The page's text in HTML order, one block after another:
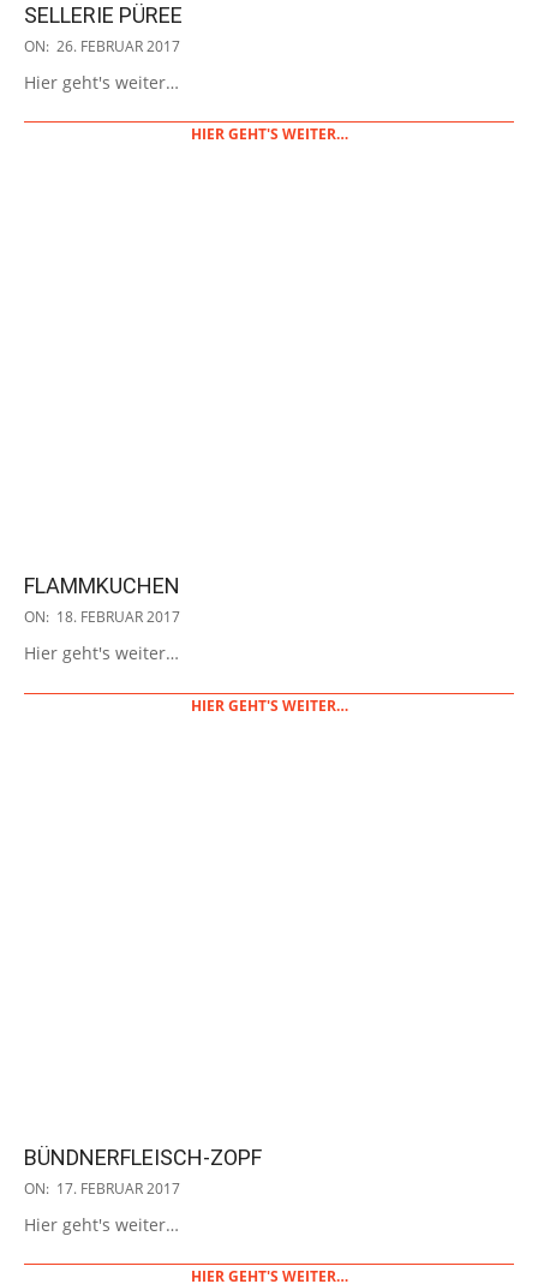
SELLERIE PÜREE
2017-
26
ON: 26. FEBRUAR 2017
Hier geht's weiter…
HIER GEHT'S WEITER…
FLAMMKUCHEN
2017-
18
ON: 18. FEBRUAR 2017
Hier geht's weiter…
HIER GEHT'S WEITER…
BÜNDNERFLEISCH-ZOPF
2017-
17
ON: 17. FEBRUAR 2017
Hier geht's weiter…
HIER GEHT'S WEITER…